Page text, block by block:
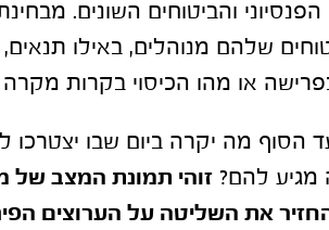
והביטוחים השונים.
שלהם מנוהלים, באילו
או מהו הכיסוי בקרות מקרה
הסוף מה יקרה ביום שבו
מגיע להם? זוהי תמונת המצב של
את השליטה על הערוצים